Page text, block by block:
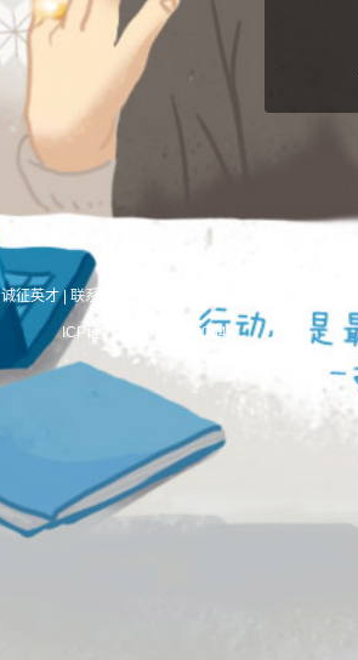
诚征英才| 联系我们
ICP证：合字B2-20190046